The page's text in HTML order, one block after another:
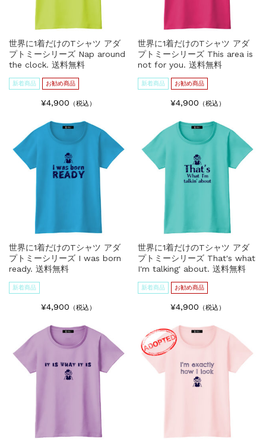
世界に1着だけのTシャツ アダ
プトミーシリーズ Nap around
the clock. 送料無料
新着商品 お勧め商品
¥4,900 （税込）
世界に1着だけのTシャツ アダ
プトミーシリーズ This area is
not for you. 送料無料
新着商品 お勧め商品
¥4,900 （税込）
世界に1着だけのTシャツ アダ
プトミーシリーズ I was born
ready. 送料無料
新着商品
¥4,900 （税込）
世界に1着だけのTシャツ アダ
プトミーシリーズ That's what
I'm talking' about. 送料無料
新着商品 お勧め商品
¥4,900 （税込）